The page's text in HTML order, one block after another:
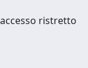
ristretto